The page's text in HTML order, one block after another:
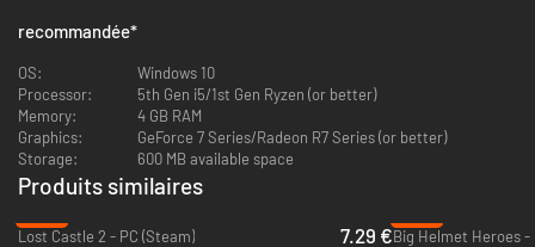
recommandée*
OS:
Windows 10
Processor:
5th Gen i5/1st Gen Ryzen (or better)
Memory:
4 GB RAM
Graphics:
GeForce 7 Series/Radeon R7 Series (or better)
Storage:
600 MB available space
Produits similaires
Lost Castle 2 - PC (Steam)
7.29 €Big Helmet Heroes -